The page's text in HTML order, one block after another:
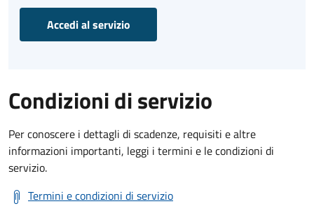
Accedi al servizio
Condizioni di servizio
Per conoscere i dettagli di scadenze, requisiti e altre
informazioni importanti, leggi i termini e le condizioni di
servizio.
Termini e condizioni di servizio